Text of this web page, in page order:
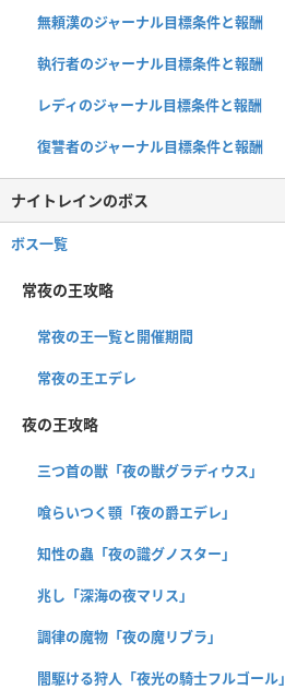
無頼漢のジャーナル目標条件と報酬
執行者のジャーナル目標条件と報酬
レディのジャーナル目標条件と報酬
復讐者のジャーナル目標条件と報酬
ナイトレインのボス
ボス一覧
常夜の王攻略
常夜の王一覧と開催期間
常夜の王エデレ
夜の王攻略
三つ首の獣「夜の獣グラディウス」
喰らいつく顎「夜の爵エデレ」
知性の蟲「夜の識グノスター」
兆し「深海の夜マリス」
調律の魔物「夜の魔リブラ」
闇駆ける狩人「夜光の騎士フルゴール」